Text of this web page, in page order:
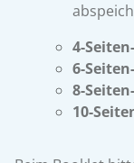
4-
6-
8-
10-